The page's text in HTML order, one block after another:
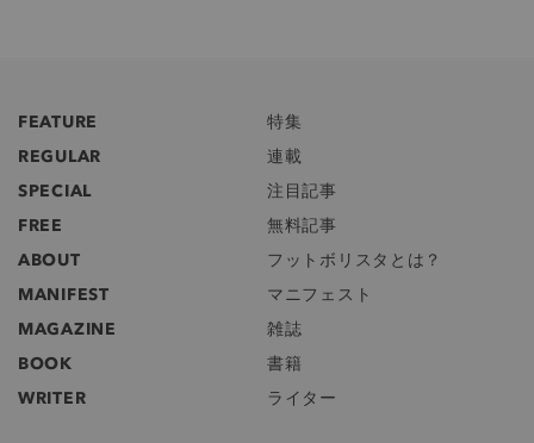
FEATURE
特集
REGULAR
連載
SPECIAL
注目記事
FREE
無料記事
ABOUT
フットボリスタとは？
MANIFEST
マニフェスト
MAGAZINE
雑誌
BOOK
書籍
WRITER
ライター